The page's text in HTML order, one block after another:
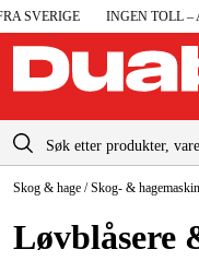
INGEN TOLL –
Norge
Sverige
Maskiner og verktøy
info@duab.no
Skog & hage /Skog- &
Løvblåsere